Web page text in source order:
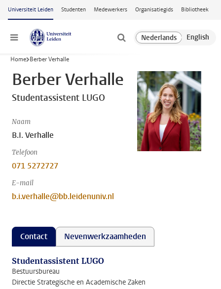
Ga naar hoofdinhoud
Universiteit Leiden Studenten Medewerkers Organisatiegids Bibliotheek
Menu
Home Berber Verhalle
Berber Verhalle
Studentassistent LUGO
Naam
B.I. Verhalle
Telefoon
071 5272727
E-mail
b.i.verhalle@bb.leidenuniv.nl
Contact Nevenwerkzaamheden
Studentassistent LUGO
Bestuursbureau
Directie Strategische en Academische Zaken